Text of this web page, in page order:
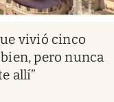
vivió cinco
pero nunca
allí”